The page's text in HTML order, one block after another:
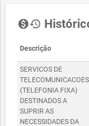
monetization_onhistory
Descrição
SERVICOS DE
TELECOMUNICACOES
(TELEFONIA FIXA)
DESTINADOS A
SUPRIR AS
NECESSIDADES DA